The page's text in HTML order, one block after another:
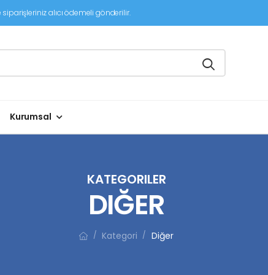
alıcı ödemeli gönderilir.
Kurumsal
KATEGORILER
DIĞER
/ Kategori / Diğer